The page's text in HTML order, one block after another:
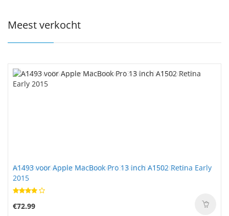
Meest verkocht
A1493 voor Apple MacBook Pro 13 inch A1502 Retina Early
2015
€72.99